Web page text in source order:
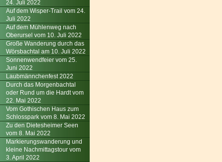
24. Juli 2022
Auf dem Wisper-Trail vom 24.
Juli 2022
Auf dem Mühlenweg nach
Oberursel vom 10. Juli 2022
Große Wanderung durch das
Wörsbachtal am 10. Juli 2022
Sonnenwendfeier vom 25.
Juni 2022
Laubmännchenfest 2022
Durch das Morgenbachtal
oder Rund um die Hardt vom
22. Mai 2022
Vom Gothischen Haus zum
Schlosspark vom 8. Mai 2022
Zu den Dietesheimer Seen
vom 8. Mai 2022
Markierungswanderung und
kleine Nachmittagstour vom
3. April 2022